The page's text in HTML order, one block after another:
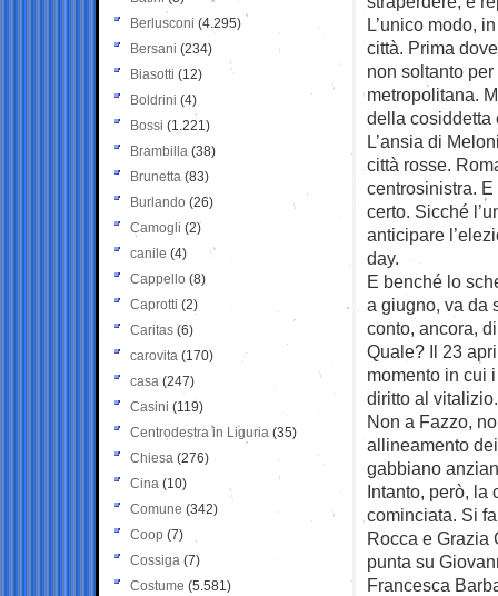
L’unico modo,
città. Prima
non soltanto
metropolitana.
della cosiddetta
L’ansia di
città rosse.
centrosinistra.
certo. Sicché
anticipare
day.
E benché lo
a giugno, va da
conto, ancora,
Quale? Il 23
momento in cui
diritto al
Non a Fazzo,
allineamento
gabbiano
Intanto, però, la
cominciata. Si
Rocca e Grazia
punta su
Francesca
Berlusconi (4.295)
Bersani (234)
Biasotti (12)
Boldrini (4)
Bossi (1.221)
Brambilla (38)
Brunetta (83)
Burlando (26)
Camogli (2)
canile (4)
Cappello (8)
Caprotti (2)
Caritas (6)
carovita (170)
casa (247)
Casini (119)
Centrodestra in Liguria (35)
Chiesa (276)
Cina (10)
Comune (342)
Coop (7)
Cossiga (7)
Costume (5.581)